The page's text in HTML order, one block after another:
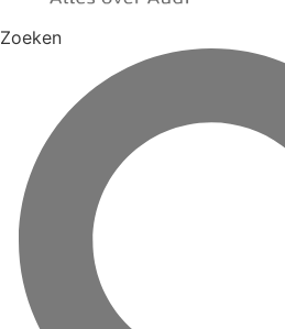
Zoeken